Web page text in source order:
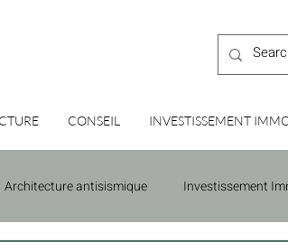
CONSEIL INVESTISSEMENT
Architecture antisismique Investissement